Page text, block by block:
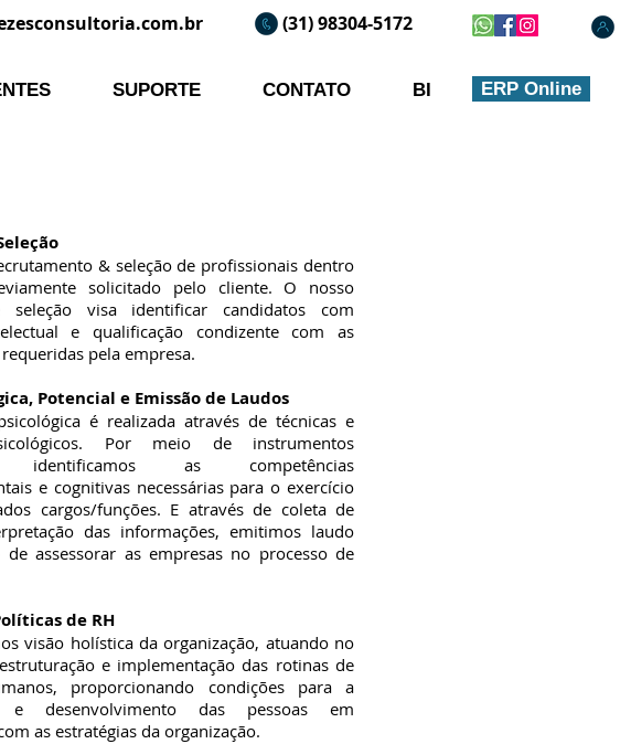
(31) 98304-5172
ERP Online
SUPORTE CONTATO BI
& seleção de profissionais dentro
solicitado pelo cliente. O nosso
seleção visa identificar candidatos com
e qualificação condizente com as
pela empresa.
Potencial e Emissão de Laudos
é realizada através de técnicas e
Por meio de instrumentos
identificamos as competências
e cognitivas necessárias para o exercício
cargos/funções. E através de coleta de
das informações, emitimos laudo
assessorar as empresas no processo de
de RH
visão holística da organização, atuando no
e implementação das rotinas de
proporcionando condições para a
e desenvolvimento das pessoas em
as estratégias da organização.